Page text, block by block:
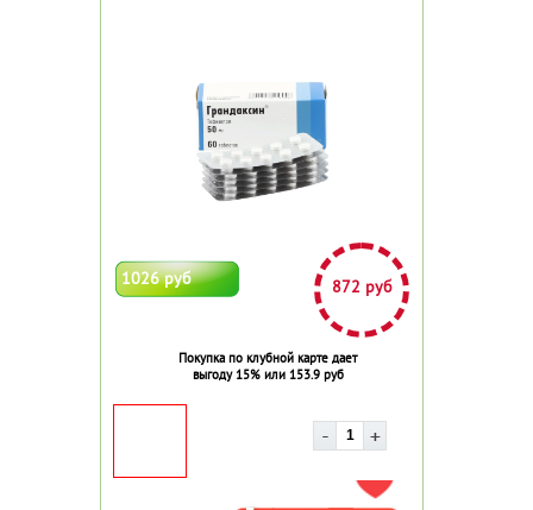
1026 руб 872 руб
Покупка по клубной карте дает
выгоду 15% или 153.9 руб
ДОБАВИТЬ В ИЗБРАННОЕ